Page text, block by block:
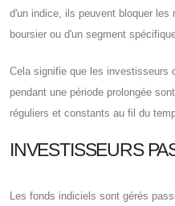
d'un indice, ils peuvent bloquer les
boursier ou d'un segment
Cela signifie que les investisseurs
pendant une période prolongée
réguliers et constants au fil du
INVESTISSEURS
Les fonds indiciels sont gérés